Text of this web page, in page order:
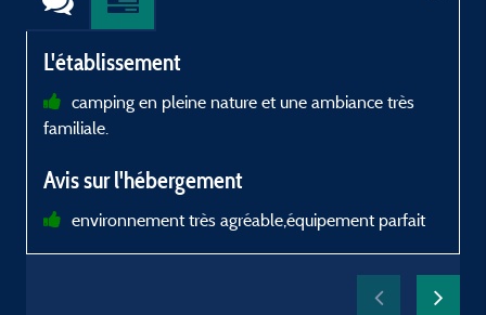
L'établissement
camping en pleine nature et une ambiance très
familiale.
Avis sur l'hébergement
environnement très agréable,équipement parfait